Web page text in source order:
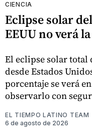
CIENCIA
Eclipse solar
EEUU no verá
El eclipse solar total
desde Estados
porcentaje se verá
observarlo con
EL TIEMPO LATINO TEAM
6 de agosto de 2026